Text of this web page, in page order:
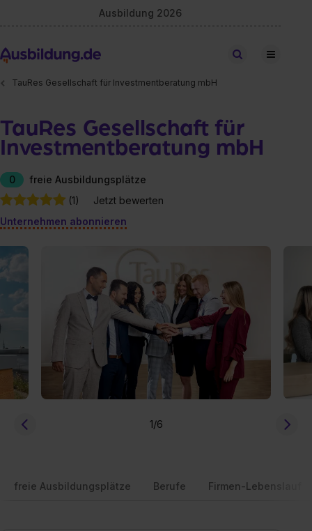
Ausbildung 2026
Stellen finden
TauRes Gesellschaft für Investmentberatung mbH
TauRes Gesellschaft für
Investmentberatung mbH
0
freie Ausbildungsplätze
(1)
Jetzt bewerten
Unternehmen abonnieren
1/6
freie Ausbildungsplätze Berufe Firmen-Lebenslauf